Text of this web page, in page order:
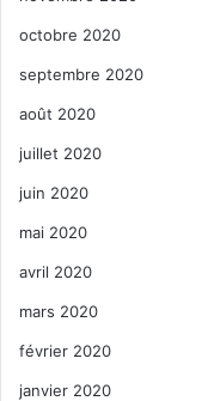
octobre 2020
septembre 2020
août 2020
juillet 2020
juin 2020
mai 2020
avril 2020
mars 2020
février 2020
janvier 2020